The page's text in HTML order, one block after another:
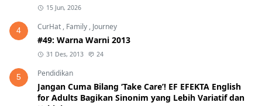
15 Jun, 2026
4 CurHat , Family , Journey
#49: Warna Warni 2013
31 Des, 2013 24
5 Pendidikan
Jangan Cuma Bilang ‘Take Care’! EF EFEKTA English
for Adults Bagikan Sinonim yang Lebih Variatif dan